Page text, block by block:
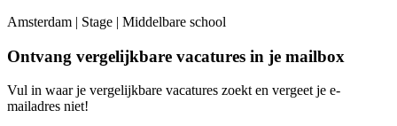
Amsterdam | Stage | Middelbare school
Ontvang vergelijkbare vacatures in je mailbox
Vul in waar je vergelijkbare vacatures zoekt en vergeet je e-
mailadres niet!